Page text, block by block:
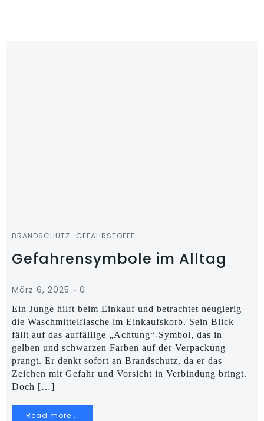
BRANDSCHUTZ GEFAHRSTOFFE
Gefahrensymbole im Alltag
März 6, 2025 - 0
Ein Junge hilft beim Einkauf und betrachtet neugierig
die Waschmittelflasche im Einkaufskorb. Sein Blick
fällt auf das auffällige „Achtung“-Symbol, das in
gelben und schwarzen Farben auf der Verpackung
prangt. Er denkt sofort an Brandschutz, da er das
Zeichen mit Gefahr und Vorsicht in Verbindung bringt.
Doch […]
Read more...